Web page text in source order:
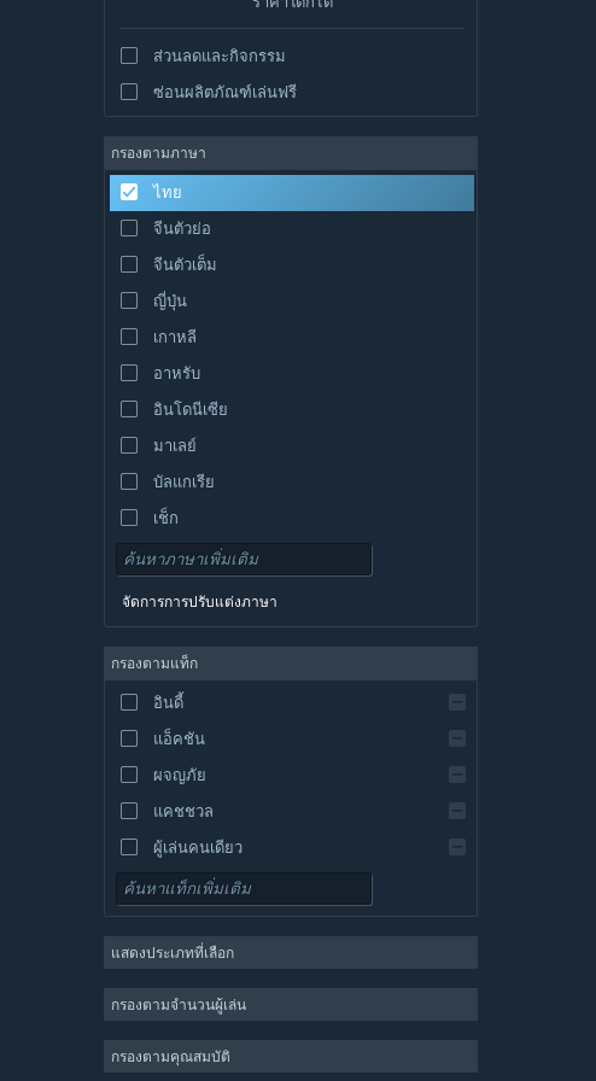
ส่วนลดและกิจกรรม
ซ่อนผลิตภัณฑ์เล่นฟรี
กรองตามภาษา
ไทย
จีนตัวย่อ
จีนตัวเต็ม
ญี่ปุ่น
เกาหลี
อาหรับ
อินโดนีเซีย
มาเลย์
บัลแกเรีย
เช็ก
เดนมาร์ก
สเปน
สเปน-ลาตินอเมริกา
กรีก
จัดการการปรับแต่งภาษา
กรองตามแท็ก
อินดี้
แอ็คชัน
ผจญภัย
แคชชวล
ผู้เล่นคนเดียว
จำลองสถานการณ์
กลยุทธ์
3 มิติ
แสดงประเภทที่เลือก
กรองตามจำนวนผู้เล่น
กรองตามคุณสมบัติ